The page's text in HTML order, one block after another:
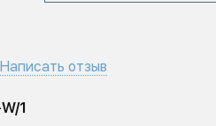
Написать отзыв
1